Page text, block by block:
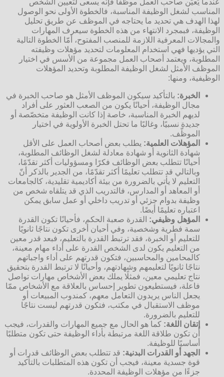
عندما يُعيّن صاحب العمل موظّفًا فإنّه يسعى لتعيين الشخص
المناسب لشغل الوظيفة المناسبة، فالخطوة الأولى نحو الوصول
لهذا الهدف هي تحديد ما يحتاجه في الموظف عن طريق تحليل
الوظيفة، فبمجرد الانتهاء من هذه الخطوة سيعرف المهارات
والمجالات المعرفية اللازمة للمنصب المفتوح، أمّا الخطوة التالية
التي يؤديها فهي استخدام المعلومات لتحديد مؤهلات وظيفته
المطلوبة، ويعتمد أصحاب العمل مجموعة من الأسس في اختيار
الموظف الأمثل لشغل الوظيفة المطلوبة وتحديد المؤهلات
الوظيفية، ومنها:
الخبرة: بالتأكيد سيكون الموظف الأمثل هو صاحب الخبرة في
مجال الوظيفة، أحيانًا يكون من الصعب العثور على أفراد
لديهم الخبرة المناسبة، خاصة إذا كانت الوظيفة متخصّصة أو
جديدة نسبيًا، وغالبًا ما تحتل الخبرة الأولوية في اختيار
الموظّف.
المؤهلات العلمية: يطلب بعض أصحاب العمل على الأقل
شهادة الثانوية أو شهادة معادلة لشغل الوظائف المطلوبة،
أحيانًا تتطلب بعض الوظائف فكرًا ومسؤوليات أكثر تقدّمًا،
وبالتالي قد تتطلب تعليمًا أكثر تقدّمًا، من الجدير بالذكر أنّ
التعليم لا يأتي بالضرورة من بيئة أكاديمية تقليدية، كالجامعات
أو المعاهد أو المدارس، فالتدريب الذي قد يتلقاه شخص من
وظيفة بدوام جزئي أو تدريب داخلي أو عمل سابق يمكن
اعتباره تعليمًا أيضًا.
المؤهل وظيفي: القدرة صعبة الحكم، فأحيانًا تكون القدرة
سمة فطرية وشخصية، وفي أحيان أخرى تكون نتاجًا ثانويًا
للتعليم أو الخبرة، فقد ترتبط القدرة بالتعليم، فبعد قدر معين
من التعليم يكون لدى الشخص القدرة على أداء مهام معينة،
كالمحامين والمحاسبين، فتكون قدرتهم على أداء واجباتهم
نتاجًا ثانويًا لتعليمهم وشهادتهم، وأحيانًا لا ترتبط القدرة بتحقيق
نتاج تعليمي معين، فمثلًا يملك بعض الأشخاص مهارات تواصل
فاعلة، فيستطيعون تطوير إحساس بالعلاقة مع الأشخاص ممّا
يجعل الناس يريدون التعامل معهم، كمندوب المبيعات أو
موظف الاستقبال في مكتب، فتكون قدرتهم ليست نتاجًا
للتعليم بالضرورة.
إتقان اللغة: كما هو الحال مع جميع المهارات والقدرات، فيجب
أن تكون طلاقة اللغة مرتبطة بأداء الوظيفة حتى تكون متطلبًا
أساسيًا للوظيفة.
الجهد أو القدرات البدنية: قد تتطلب بعض الوظائف قدرات أو
قوة جسدية معينة، فيجب أن تكون هذه المتطلبات بالتأكيد
جزءًا من مؤهلات الوظيفة المحددة.